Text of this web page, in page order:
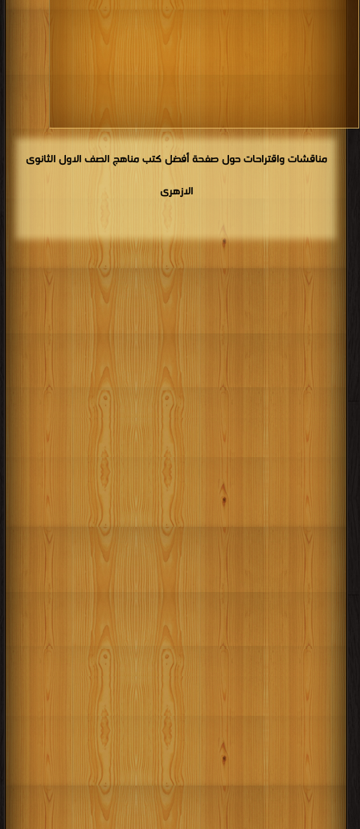
مناقشات واقتراحات حول صفحة أفضل كتب مناهج الصف الاول الثانوى
الازهرى